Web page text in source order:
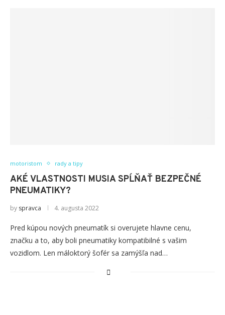
motoristom rady a tipy
AKÉ VLASTNOSTI MUSIA SPĹŇAŤ BEZPEČNÉ
PNEUMATIKY?
by spravca 4. augusta 2022
Pred kúpou nových pneumatík si overujete hlavne cenu,
značku a to, aby boli pneumatiky kompatibilné s vašim
vozidlom. Len máloktorý šofér sa zamýšľa nad…